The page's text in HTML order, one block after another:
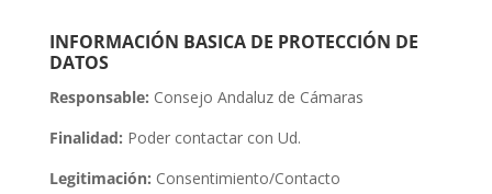
INFORMACIÓN BASICA DE PROTECCIÓN DE
DATOS
Responsable: Consejo Andaluz de Cámaras
Finalidad: Poder contactar con Ud.
Legitimación: Consentimiento/Contacto